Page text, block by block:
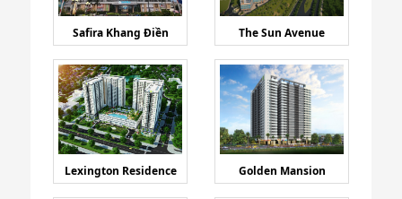
Safira Khang Điền The Sun Avenue
Lexington Residence Golden Mansion